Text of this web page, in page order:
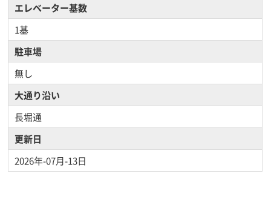
エレベーター基数
1基
駐車場
無し
大通り沿い
長堀通
更新日
2026年-07月-13日